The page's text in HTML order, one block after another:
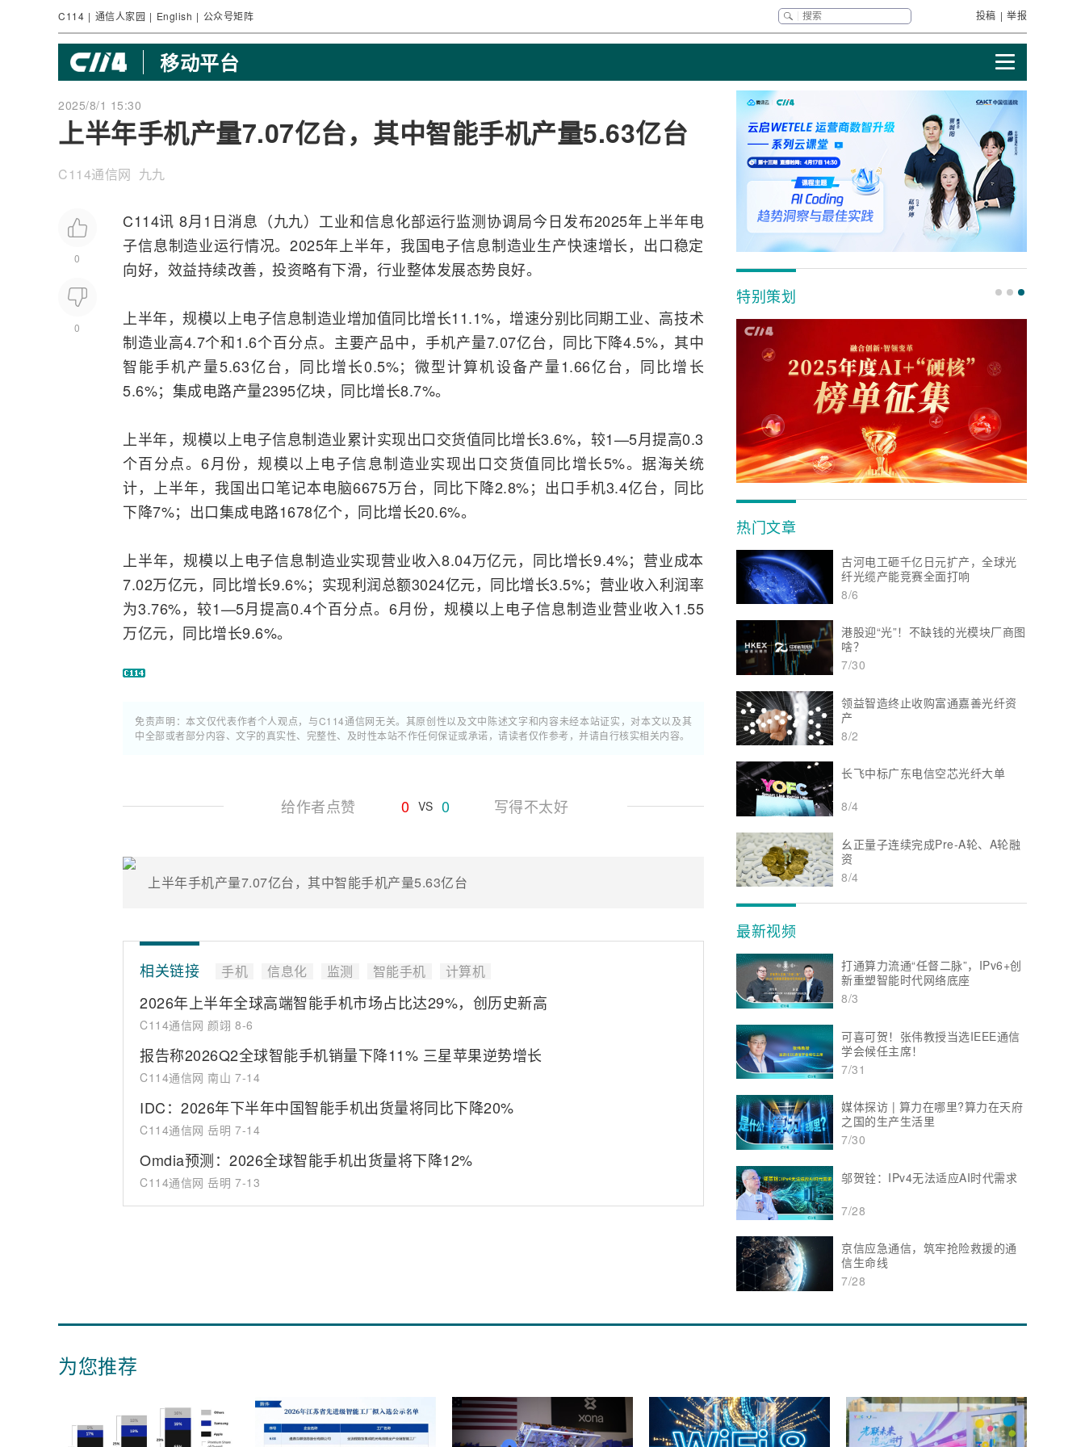
C114 | 通信人家园 | English | 公众号矩阵 投稿 | 举报
移动平台
2025/8/1 15:30
上半年手机产量7.07亿台，其中智能手机产量5.63亿台
C114通信网 九九
0
0
C114讯 8月1日消息（九九）工业和信息化部运行监测协调局今日发布2025年上半年电
子信息制造业运行情况。2025年上半年，我国电子信息制造业生产快速增长，出口稳定
向好，效益持续改善，投资略有下滑，行业整体发展态势良好。
上半年，规模以上电子信息制造业增加值同比增长11.1%，增速分别比同期工业、高技术
制造业高4.7个和1.6个百分点。主要产品中， 手机产量7.07亿台，同比下降4.5%，其中
智能手机产量5.63亿台，同比增长0.5%；微型计算机设备产量1.66亿台，同比增长
5.6%；集成电路产量2395亿块，同比增长8.7%。
上半年，规模以上电子信息制造业累计实现出口交货值同比增长3.6%，较1—5月提高0.3
个百分点。6月份，规模以上电子信息制造业实现出口交货值同比增长5%。据海关统
计，上半年，我国出口笔记本电脑6675万台，同比下降2.8%；出口手机3.4亿台，同比
下降7%；出口集成电路1678亿个，同比增长20.6%。
上半年，规模以上电子信息制造业实现营业收入8.04万亿元，同比增长9.4%；营业成本
7.02万亿元，同比增长9.6%；实现利润总额3024亿元，同比增长3.5%；营业收入利润率
为3.76%，较1—5月提高0.4个百分点。6月份，规模以上电子信息制造业营业收入1.55
万亿元，同比增长9.6%。
免责声明：本文仅代表作者个人观点，与C114通信网无关。其原创性以及文中陈述文字和内容未经本站证实，对本文以及其
中全部或者部分内容、文字的真实性、完整性、及时性本站不作任何保证或承诺，请读者仅作参考，并请自行核实相关内容。
给作者点赞 0 VS 0 写得不太好
上半年手机产量7.07亿台，其中智能手机产量5.63亿台
相关链接 手机 信息化 监测 智能手机 计算机
2026年上半年全球高端智能手机市场占比达29%，创历史新高
C114通信网 颜翊 8-6
报告称2026Q2全球智能手机销量下降11% 三星苹果逆势增长
C114通信网 南山 7-14
IDC：2026年下半年中国智能手机出货量将同比下降20%
C114通信网 岳明 7-14
Omdia预测：2026全球智能手机出货量将下降12%
C114通信网 岳明 7-13
特别策划
热门文章
古河电工砸千亿日元扩产，全球光
纤光缆产能竞赛全面打响
8/6
港股迎“光”！不缺钱的光模块厂商图
啥？
7/30
领益智造终止收购富通嘉善光纤资
产
8/2
长飞中标广东电信空芯光纤大单
8/4
幺正量子连续完成Pre-A轮、A轮融
资
8/4
最新视频
打通算力流通“任督二脉”，IPv6+创
新重塑智能时代网络底座
8/3
可喜可贺！张伟教授当选IEEE通信
学会候任主席！
7/31
媒体探访 | 算力在哪里?算力在天府
之国的生产生活里
7/30
邬贺铨：IPv4无法适应AI时代需求
7/28
京信应急通信，筑牢抢险救援的通
信生命线
7/28
为您推荐